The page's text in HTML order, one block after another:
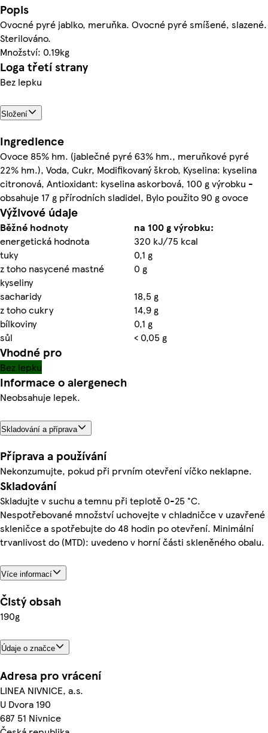
Popis
Ovocné pyré jablko, meruňka. Ovocné pyré smíšené, slazené.
Sterilováno.
Množství: 0.19kg
Loga třetí strany
Bez lepku
Složení
Ingredience
Ovoce 85% hm. (jablečné pyré 63% hm., meruňkové pyré
22% hm.), Voda, Cukr, Modifikovaný škrob, Kyselina: kyselina
citronová, Antioxidant: kyselina askorbová, 100 g výrobku -
obsahuje 17 g přírodních sladidel, Bylo použito 90 g ovoce
Výživové údaje
Běžné hodnoty
na 100 g výrobku:
energetická hodnota
320 kJ/75 kcal
tuky
0,1 g
z toho nasycené mastné
kyseliny
0 g
sacharidy
18,5 g
z toho cukry
14,9 g
bílkoviny
0,1 g
sůl
< 0,05 g
Vhodné pro
Bez lepku
Informace o alergenech
Neobsahuje lepek.
Skladování a příprava
Příprava a používání
Nekonzumujte, pokud při prvním otevření víčko neklapne.
Skladování
Skladujte v suchu a temnu při teplotě 0-25 °C.
Nespotřebované množství uchovejte v chladničce v uzavřené
skleničce a spotřebujte do 48 hodin po otevření. Minimální
trvanlivost do (MTD): uvedeno v horní části skleněného obalu.
Více informací
Čistý obsah
190g
Údaje o značce
Adresa pro vrácení
LINEA NIVNICE, a.s.
U Dvora 190
687 51 Nivnice